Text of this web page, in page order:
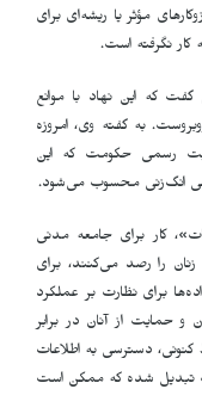
مؤثر یا ریشه‌ای برای
کار نگرفته است.
که این نهاد با موانع
به گفته وی، امروزه
رسمی حکومت که این
انگ‌زنی محسوب می‌شود.
کار برای جامعه مدنی
را رصد می‌کنند، برای
برای نظارت بر عملکرد
و حمایت از آنان در برابر
دسترسی به اطلاعات
تبدیل شده که ممکن است